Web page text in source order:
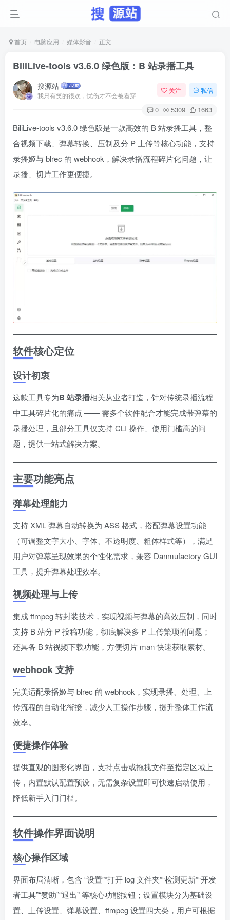
首页 电脑应用 媒体影音 正文
BiliLive-tools v3.6.0 绿色版：B 站录播工具
搜源站
我只有笑的很欢，忧伤才不会被看穿
关注 私信
0 5309 1663
BiliLive-tools v3.6.0 绿色版是一款高效的 B 站录播工具，整
合视频下载、弹幕转换、压制及分 P 上传等核心功能，支持
录播姬与 blrec 的 webhook，解决录播流程碎片化问题，让
录播、切片工作更便捷。
软件核心定位
设计初衷
这款工具专为B 站录播相关从业者打造，针对传统录播流程
中工具碎片化的痛点 —— 需多个软件配合才能完成带弹幕的
录播处理，且部分工具仅支持 CLI 操作、使用门槛高的问
题，提供一站式解决方案。
主要功能亮点
弹幕处理能力
支持 XML 弹幕自动转换为 ASS 格式，搭配弹幕设置功能
（可调整文字大小、字体、不透明度、粗体样式等），满足
用户对弹幕呈现效果的个性化需求，兼容 Danmufactory GUI
工具，提升弹幕处理效率。
视频处理与上传
集成 ffmpeg 转封装技术，实现视频与弹幕的高效压制，同时
支持 B 站分 P 投稿功能，彻底解决多 P 上传繁琐的问题；
还具备 B 站视频下载功能，方便切片 man 快速获取素材。
webhook 支持
完美适配录播姬与 blrec 的 webhook，实现录播、处理、上
传流程的自动化衔接，减少人工操作步骤，提升整体工作流
效率。
便捷操作体验
提供直观的图形化界面，支持点击或拖拽文件至指定区域上
传，内置默认配置预设，无需复杂设置即可快速启动使用，
降低新手入门门槛。
软件操作界面说明
核心操作区域
界面布局清晰，包含 “设置”“打开 log 文件夹”“检测更新”“开发
者工具”“赞助”“退出” 等核心功能按钮；设置模块分为基础设
置、上传设置、弹幕设置、ffmpeg 设置四大类，用户可根据